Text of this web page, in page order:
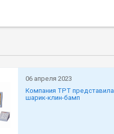
06 апреля 2023
Компания TPT
шарик-клин-бамп